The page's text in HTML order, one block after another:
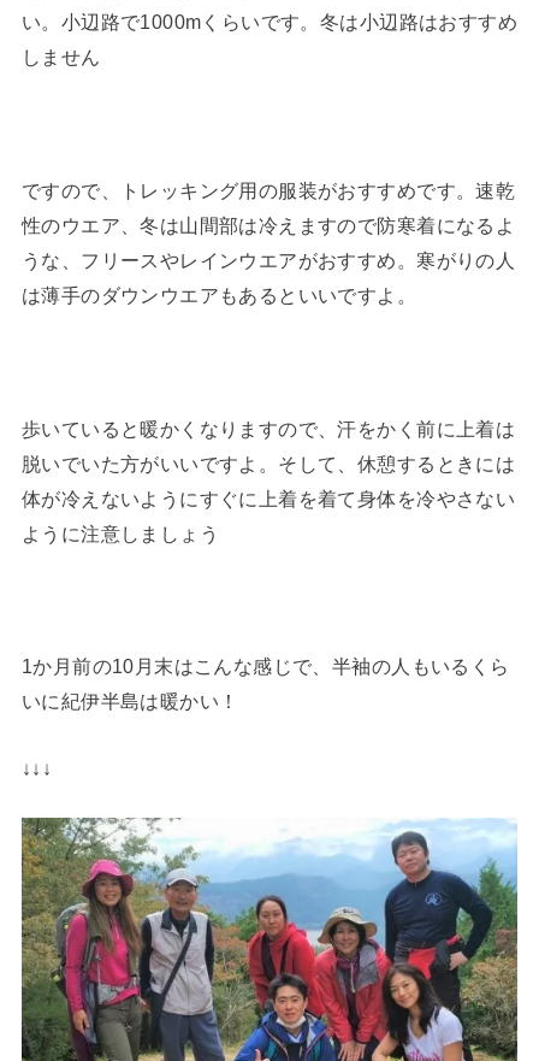
い。小辺路で1000mくらいです。冬は小辺路はおすすめ
しません
ですので、トレッキング用の服装がおすすめです。速乾
性のウエア、冬は山間部は冷えますので防寒着になるよ
うな、フリースやレインウエアがおすすめ。寒がりの人
は薄手のダウンウエアもあるといいですよ。
歩いていると暖かくなりますので、汗をかく前に上着は
脱いでいた方がいいですよ。そして、休憩するときには
体が冷えないようにすぐに上着を着て身体を冷やさない
ように注意しましょう
1か月前の10月末はこんな感じで、半袖の人もいるくら
いに紀伊半島は暖かい！
↓↓↓